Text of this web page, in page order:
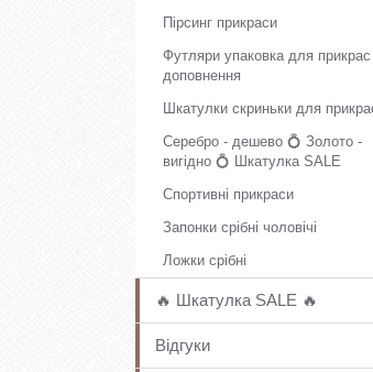
Пірсинг прикраси
Футляри упаковка для прикрас
доповнення
Шкатулки скриньки для
Серебро - дешево 💍 Золото -
вигідно 💍 Шкатулка SALE
Спортивні прикраси
Запонки срібні чоловічі
Ложки срібні
🔥 Шкатулка SALE 🔥
Відгуки